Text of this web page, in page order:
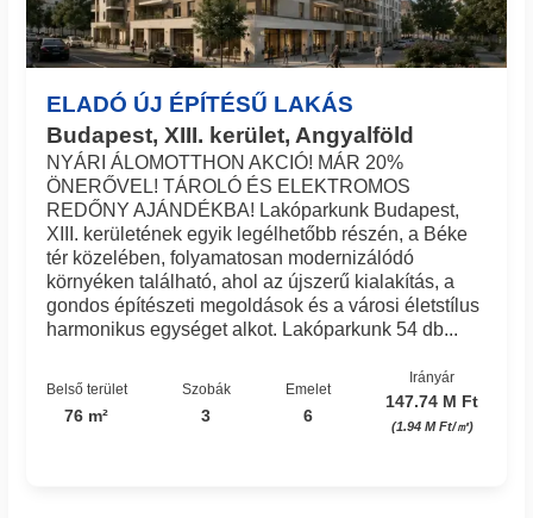
ELADÓ ÚJ ÉPÍTÉSŰ LAKÁS
Budapest, XIII. kerület, Angyalföld
NYÁRI ÁLOMOTTHON AKCIÓ! MÁR 20%
ÖNERŐVEL! TÁROLÓ ÉS ELEKTROMOS
REDŐNY AJÁNDÉKBA! Lakóparkunk Budapest,
XIII. kerületének egyik legélhetőbb részén, a Béke
tér közelében, folyamatosan modernizálódó
környéken található, ahol az újszerű kialakítás, a
gondos építészeti megoldások és a városi életstílus
harmonikus egységet alkot. Lakóparkunk 54 db...
Belső terület
76 m²
Szobák
3
Emelet
6
Irányár
147.74 M Ft
(1.94 M Ft/㎡)